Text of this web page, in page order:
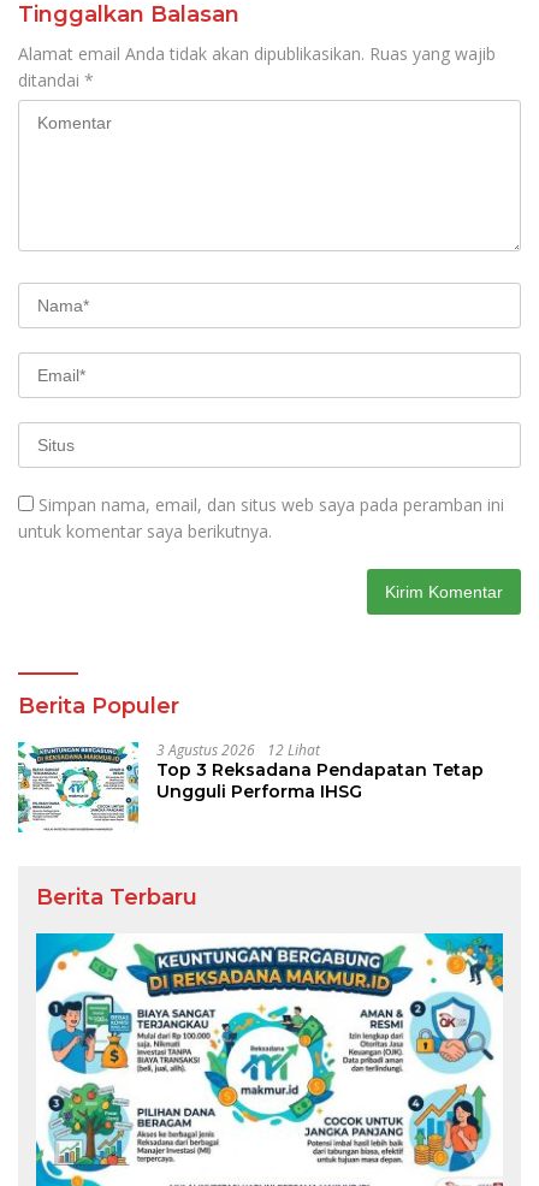
Tinggalkan Balasan
Alamat email Anda tidak akan dipublikasikan. Ruas yang wajib
ditandai *
Simpan nama, email, dan situs web saya pada peramban ini
untuk komentar saya berikutnya.
Berita Populer
3 Agustus 2026 12 Lihat
Top 3 Reksadana Pendapatan Tetap
Ungguli Performa IHSG
Berita Terbaru